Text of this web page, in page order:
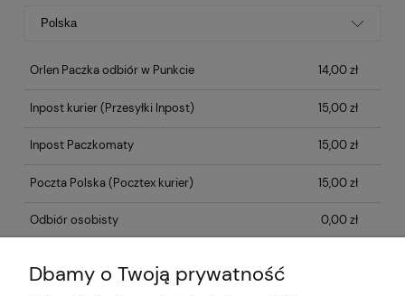
Orlen Paczka odbiór w Punkcie 14,00 zł
Inpost kurier(Przesyłki Inpost) 15,00 zł
Inpost Paczkomaty 15,00 zł
Poczta Polska(Pocztex kurier) 15,00 zł
Odbiór osobisty 0,00 zł
Opinie o produkcie (0)
Dbamy o Twoją prywatność